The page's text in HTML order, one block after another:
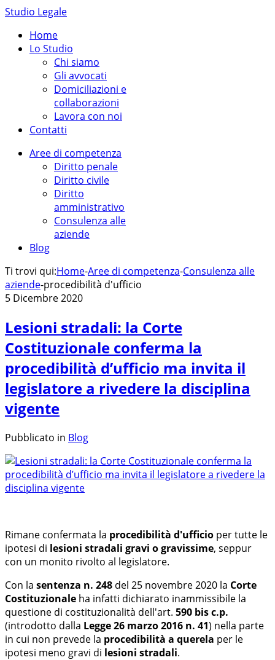
Studio Legale
Home
Lo Studio
Chi siamo
Gli avvocati
Domiciliazioni e
collaborazioni
Lavora con noi
Contatti
Aree di competenza
Diritto penale
Diritto civile
Diritto
amministrativo
Consulenza alle
aziende
Blog
Ti trovi qui:Home-Aree di competenza-Consulenza alle
aziende-procedibilità d'ufficio
5 Dicembre 2020
Lesioni stradali: la Corte
Costituzionale conferma la
procedibilità d’ufficio ma invita il
legislatore a rivedere la disciplina
vigente
Pubblicato in Blog
Rimane confermata la procedibilità d'ufficio per tutte le
ipotesi di lesioni stradali gravi o gravissime, seppur
con un monito rivolto al legislatore.
Con la sentenza n. 248 del 25 novembre 2020 la Corte
Costituzionale ha infatti dichiarato inammissibile la
questione di costituzionalità dell'art. 590 bis c.p.
(introdotto dalla Legge 26 marzo 2016 n. 41) nella parte
in cui non prevede la procedibilità a querela per le
ipotesi meno gravi di lesioni stradali.